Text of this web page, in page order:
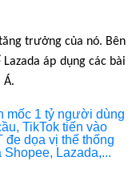
trưởng của nó. Bên
áp dụng các bài
Á.